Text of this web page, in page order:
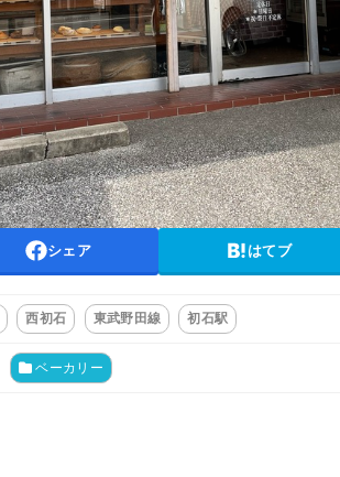
シェア はてブ
西初石 東武野田線 初石駅
ベーカリー